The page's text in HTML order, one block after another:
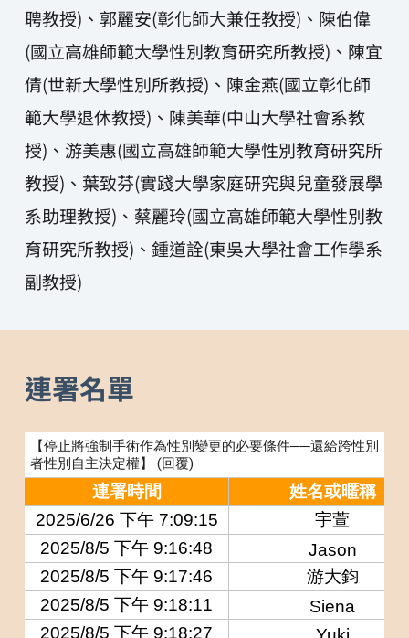
聘教授)、郭麗安(彰化師大兼任教授)、陳伯偉
(國立高雄師範大學性別教育研究所教授)、陳宜
倩(世新大學性別所教授)、陳金燕(國立彰化師
範大學退休教授)、陳美華(中山大學社會系教
授)、游美惠(國立高雄師範大學性別教育研究所
教授)、葉致芬(實踐大學家庭研究與兒童發展學
系助理教授)、蔡麗玲(國立高雄師範大學性別教
育研究所教授)、鍾道詮(東吳大學社會工作學系
副教授)
連署名單